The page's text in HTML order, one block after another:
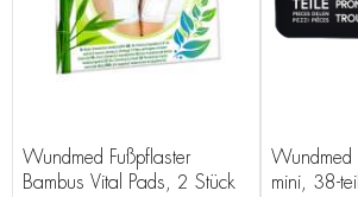
Wundmed Fußpflaster
Bambus Vital Pads, 2 Stück
Wundmed
mini, 38-